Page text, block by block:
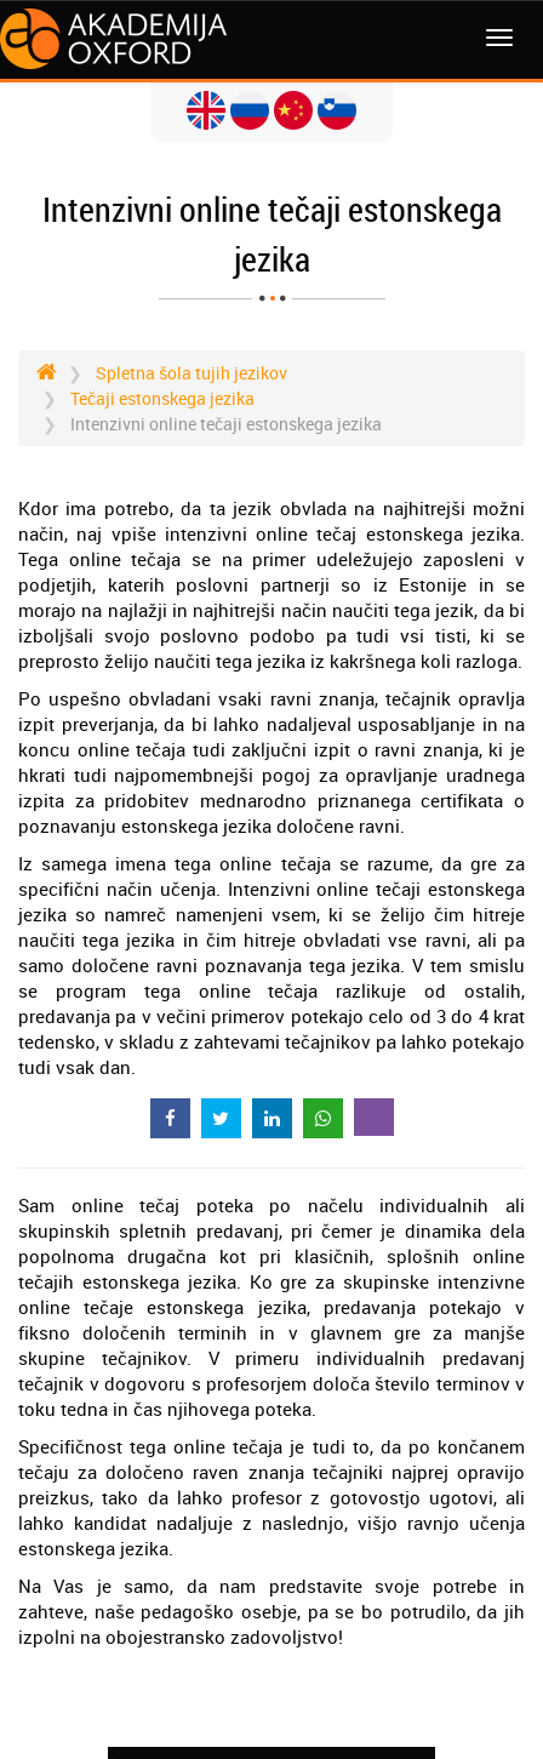
MENI
Intenzivni online tečaji estonskega
jezika
Spletna šola tujih jezikov
Tečaji estonskega jezika
Intenzivni online tečaji estonskega jezika
Kdor ima potrebo, da ta jezik obvlada na najhitrejši možni
način, naj vpiše intenzivni online tečaj estonskega jezika.
Tega online tečaja se na primer udeležujejo zaposleni v
podjetjih, katerih poslovni partnerji so iz Estonije in se
morajo na najlažji in najhitrejši način naučiti tega jezik, da bi
izboljšali svojo poslovno podobo pa tudi vsi tisti, ki se
preprosto želijo naučiti tega jezika iz kakršnega koli razloga.
Po uspešno obvladani vsaki ravni znanja, tečajnik opravlja
izpit preverjanja, da bi lahko nadaljeval usposabljanje in na
koncu online tečaja tudi zaključni izpit o ravni znanja, ki je
hkrati tudi najpomembnejši pogoj za opravljanje uradnega
izpita za pridobitev mednarodno priznanega certifikata o
poznavanju estonskega jezika določene ravni.
Iz samega imena tega online tečaja se razume, da gre za
specifični način učenja. Intenzivni online tečaji estonskega
jezika so namreč namenjeni vsem, ki se želijo čim hitreje
naučiti tega jezika in čim hitreje obvladati vse ravni, ali pa
samo določene ravni poznavanja tega jezika. V tem smislu
se program tega online tečaja razlikuje od ostalih,
predavanja pa v večini primerov potekajo celo od 3 do 4 krat
tedensko, v skladu z zahtevami tečajnikov pa lahko potekajo
tudi vsak dan.
Sam online tečaj poteka po načelu individualnih ali
skupinskih spletnih predavanj, pri čemer je dinamika dela
popolnoma drugačna kot pri klasičnih, splošnih online
tečajih estonskega jezika. Ko gre za skupinske intenzivne
online tečaje estonskega jezika, predavanja potekajo v
fiksno določenih terminih in v glavnem gre za manjše
skupine tečajnikov. V primeru individualnih predavanj
tečajnik v dogovoru s profesorjem določa število terminov v
toku tedna in čas njihovega poteka.
Specifičnost tega online tečaja je tudi to, da po končanem
tečaju za določeno raven znanja tečajniki najprej opravijo
preizkus, tako da lahko profesor z gotovostjo ugotovi, ali
lahko kandidat nadaljuje z naslednjo, višjo ravnjo učenja
estonskega jezika.
Na Vas je samo, da nam predstavite svoje potrebe in
zahteve, naše pedagoško osebje, pa se bo potrudilo, da jih
izpolni na obojestransko zadovoljstvo!